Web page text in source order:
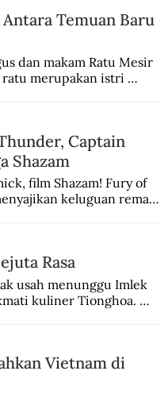
Temuan Baru
dan makam Ratu Mesir
merupakan istri
tak pernah
Captain
Shazam
film Shazam! Fury of
keluguan remaja
Rasa
usah menunggu Imlek
kuliner Tionghoa.
Vietnam di